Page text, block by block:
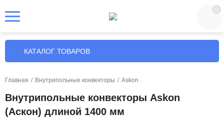
0
КАТАЛОГ ТОВАРОВ
Главная / Внутрипольные конвекторы / Askon
Внутрипольные конвекторы Askon
(Аскон) длиной 1400 мм